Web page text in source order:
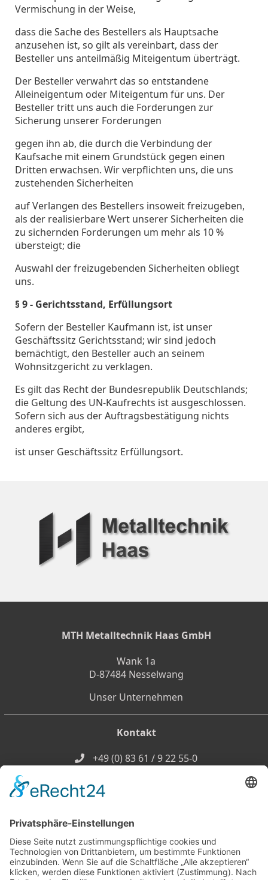
Vermischung in der Weise,
dass die Sache des Bestellers als Hauptsache
anzusehen ist, so gilt als vereinbart, dass der
Besteller uns anteilmäßig Miteigentum überträgt.
Der Besteller verwahrt das so entstandene
Alleineigentum oder Miteigentum für uns. Der
Besteller tritt uns auch die Forderungen zur
Sicherung unserer Forderungen
gegen ihn ab, die durch die Verbindung der
Kaufsache mit einem Grundstück gegen einen
Dritten erwachsen. Wir verpflichten uns, die uns
zustehenden Sicherheiten
auf Verlangen des Bestellers insoweit freizugeben,
als der realisierbare Wert unserer Sicherheiten die
zu sichernden Forderungen um mehr als 10 %
übersteigt; die
Auswahl der freizugebenden Sicherheiten obliegt
uns.
§ 9 - Gerichtsstand, Erfüllungsort
Sofern der Besteller Kaufmann ist, ist unser
Geschäftssitz Gerichtsstand; wir sind jedoch
bemächtigt, den Besteller auch an seinem
Wohnsitzgericht zu verklagen.
Es gilt das Recht der Bundesrepublik Deutschlands;
die Geltung des UN-Kaufrechts ist ausgeschlossen.
Sofern sich aus der Auftragsbestätigung nichts
anderes ergibt,
ist unser Geschäftssitz Erfüllungsort.
MTH Metalltechnik Haas GmbH
Wank 1a
D-87484 Nesselwang
Unser Unternehmen
Kontakt
+49 (0) 83 61 / 9 22 55-0
Öffnungszeiten
Montag-Donnerstag
07:00 - 12:00 Uhr
13:00 - 16:30 Uhr